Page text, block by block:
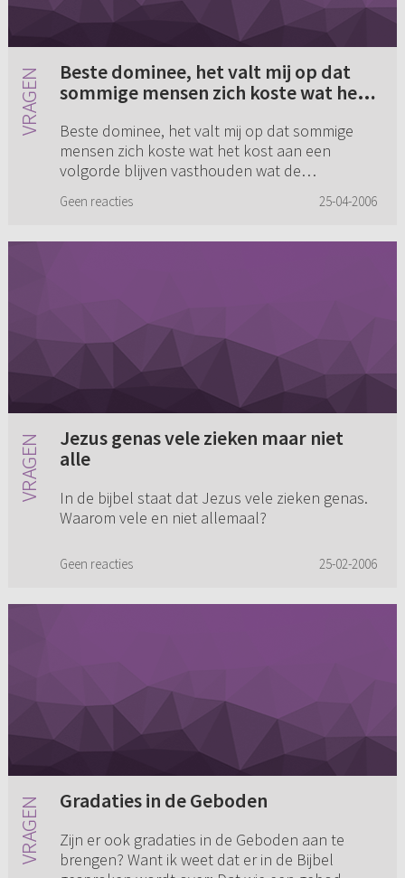
Beste dominee, het valt mij op dat
sommige mensen zich koste wat het
vasthouden wat de bekeringsweg
betreft (...)
Beste dominee, het valt mij op dat sommige
mensen zich koste wat het kost aan een
volgorde blijven vasthouden wat de
hebben hun vragen en antwoorden toevall...
Geen reacties 25-04-2006
Jezus genas vele zieken maar niet
alle
In de bijbel staat dat Jezus vele zieken genas.
Waarom vele en niet allemaal?
Geen reacties 25-02-2006
Gradaties in de Geboden
Zijn er ook gradaties in de Geboden aan te
brengen? Want ik weet dat er in de Bijbel